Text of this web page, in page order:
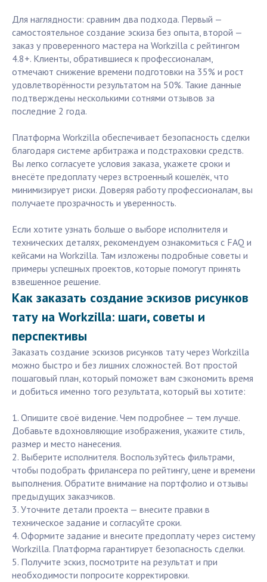
Для наглядности: сравним два подхода. Первый —
самостоятельное создание эскиза без опыта, второй —
заказ у проверенного мастера на Workzilla с рейтингом
4.8+. Клиенты, обратившиеся к профессионалам,
отмечают снижение времени подготовки на 35% и рост
удовлетворённости результатом на 50%. Такие данные
подтверждены несколькими сотнями отзывов за
последние 2 года.
Платформа Workzilla обеспечивает безопасность сделки
благодаря системе арбитража и подстраховки средств.
Вы легко согласуете условия заказа, укажете сроки и
внесёте предоплату через встроенный кошелёк, что
минимизирует риски. Доверяя работу профессионалам, вы
получаете прозрачность и уверенность.
Если хотите узнать больше о выборе исполнителя и
технических деталях, рекомендуем ознакомиться с FAQ и
кейсами на Workzilla. Там изложены подробные советы и
примеры успешных проектов, которые помогут принять
взвешенное решение.
Как заказать создание эскизов рисунков
тату на Workzilla: шаги, советы и
перспективы
Заказать создание эскизов рисунков тату через Workzilla
можно быстро и без лишних сложностей. Вот простой
пошаговый план, который поможет вам сэкономить время
и добиться именно того результата, который вы хотите:
1. Опишите своё видение. Чем подробнее — тем лучше.
Добавьте вдохновляющие изображения, укажите стиль,
размер и место нанесения.
2. Выберите исполнителя. Воспользуйтесь фильтрами,
чтобы подобрать фрилансера по рейтингу, цене и времени
выполнения. Обратите внимание на портфолио и отзывы
предыдущих заказчиков.
3. Уточните детали проекта — внесите правки в
техническое задание и согласуйте сроки.
4. Оформите задание и внесите предоплату через систему
Workzilla. Платформа гарантирует безопасность сделки.
5. Получите эскиз, посмотрите на результат и при
необходимости попросите корректировки.